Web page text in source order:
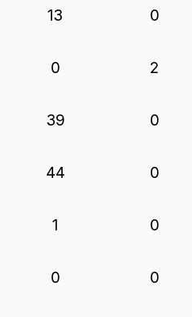
13 0
0 2
39 0
44 0
1 0
0 0